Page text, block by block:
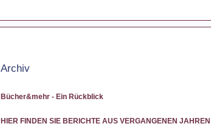
Archiv
Bücher&mehr - Ein Rückblick
HIER FINDEN SIE BERICHTE AUS VERGANGENEN